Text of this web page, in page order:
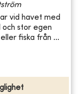
vid havet med
och stor egen
fiska från ...